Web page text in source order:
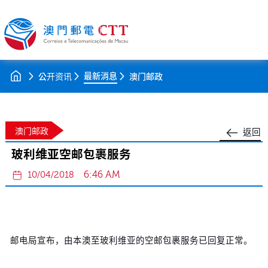
公开资讯 最新消息 澳门邮政
返回
澳门邮政
玻利维亚空邮包裹服务
10/04/2018 6:46 AM
邮电局宣布，由本澳至玻利维亚的空邮包裹服务已回复正常。